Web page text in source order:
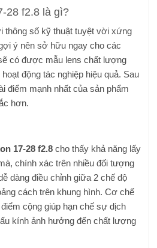
28 f2.8 là gì?
thông số kỹ thuật tuyệt vời xứng
ý nên sở hữu ngay cho các
có được mẫu lens chất lượng
động tác nghiệp hiệu quả. Sau
điểm mạnh nhất của sản phẩm
hơn.
17-28 f2.8 cho thấy khả năng lấy
chính xác trên nhiều đối tượng
dàng điều chỉnh giữa 2 chế độ
cách trên khung hình. Cơ chế
cộng giúp hạn chế sự dịch
kính ảnh hưởng đến chất lượng